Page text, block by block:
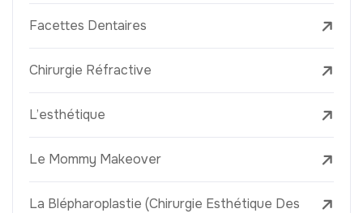
Facettes Dentaires
Chirurgie Réfractive
L’esthétique
Le Mommy Makeover
La Blépharoplastie (Chirurgie Esthétique Des